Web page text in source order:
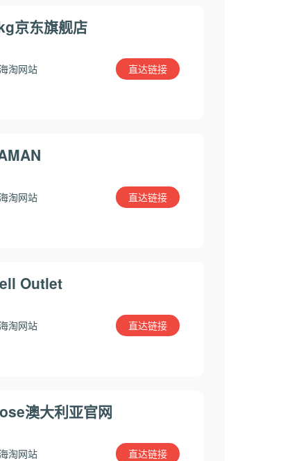
京东旗舰店
淘网站 直达链接
淘网站 直达链接
Outlet
淘网站 直达链接
澳大利亚官网
淘网站 直达链接